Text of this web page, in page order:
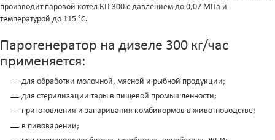
производит паровой котел КП 300 с давлением до 0,07 МПа и
температурой до 115 °С.
Парогенератор на дизеле 300 кг/час
применяется:
для обработки молочной, мясной и рыбной продукции;
для стерилизации тары в пищевой промышленности;
приготовления и запаривания комбикормов в животноводстве;
в пивоварении;